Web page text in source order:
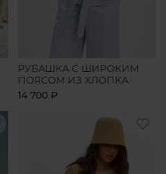
РУБАШКА С ШИРОКИМ
ПОЯСОМ ИЗ ХЛОПКА
14 700 ₽